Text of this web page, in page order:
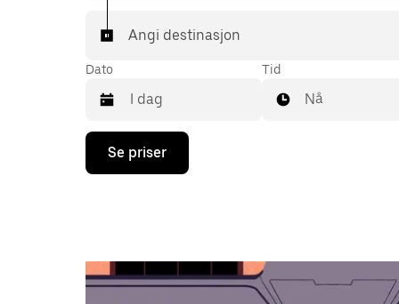
Angi destinasjon
Dato
Trykk
piltast
og
velge
Tid
Nå
Se priser